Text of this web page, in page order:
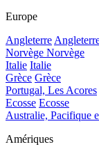
Europe
Angleterre
Norvège Norvège
Italie Italie
Grèce Grèce
Portugal, Les Acores
Ecosse Ecosse
Australie, Pacifique
Amériques